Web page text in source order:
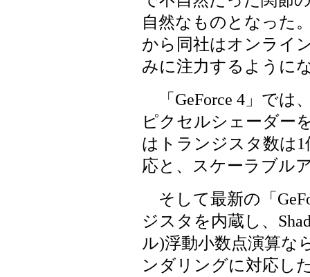
自然なものとなった
から同社はオンライ
みに注力するように
「GeForce 4」では
ピクセルシェーダー
はトランジスタ数は
応と、スケーラブル
そして最新の「
ジスタを内蔵し、
ル)浮動小数点演算な
ンダリングに対応し